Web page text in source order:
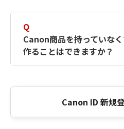
Q
Canon商品を持っていな
作ることはできますか？
Canon ID 新規